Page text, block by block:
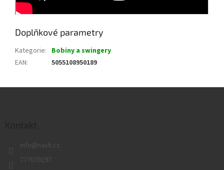
Doplňkové parametry
Kategorie: Bobiny a swingery
EAN: 5055108950189
info@nash.cz
777079297